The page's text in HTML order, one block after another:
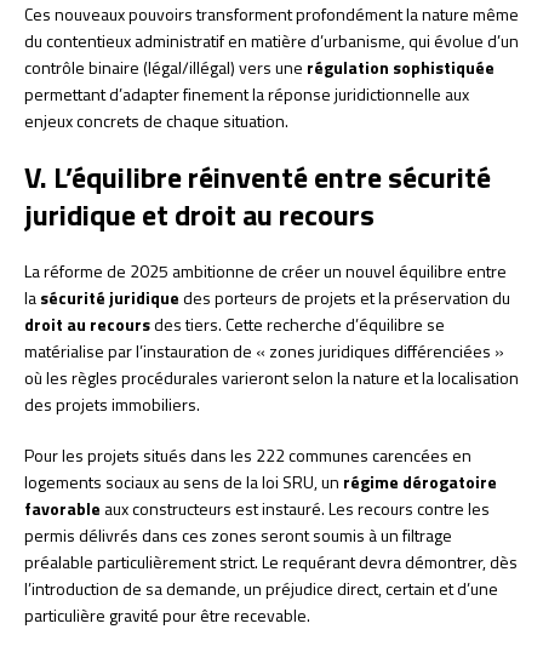
Ces nouveaux pouvoirs transforment profondément la nature même
du contentieux administratif en matière d’urbanisme, qui évolue d’un
contrôle binaire (légal/illégal) vers une régulation sophistiquée
permettant d’adapter finement la réponse juridictionnelle aux
enjeux concrets de chaque situation.
V. L’équilibre réinventé entre sécurité
juridique et droit au recours
La réforme de 2025 ambitionne de créer un nouvel équilibre entre
lasécurité juridiquedes porteurs de projets et la préservation du
droit au recoursdes tiers. Cette recherche d’équilibre se
matérialise par l’instauration de « zones juridiques différenciées »
où les règles procédurales varieront selon la nature et la localisation
des projets immobiliers.
Pour les projets situés dans les 222 communes carencées en
logements sociaux au sens de la loi SRU, un régime dérogatoire
favorable aux constructeurs est instauré. Les recours contre les
permis délivrés dans ces zones seront soumis à un filtrage
préalable particulièrement strict. Le requérant devra démontrer, dès
l’introduction de sa demande, un préjudice direct, certain et d’une
particulière gravité pour être recevable.